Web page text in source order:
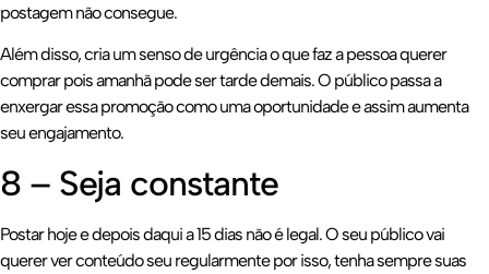
postagem não consegue.
Além disso, cria um senso de urgência o que faz a pessoa querer
comprar pois amanhã pode ser tarde demais. O público passa a
enxergar essa promoção como uma oportunidade e assim aumenta
seu engajamento.
8 – Seja constante
Postar hoje e depois daqui a 15 dias não é legal. O seu público vai
querer ver conteúdo seu regularmente por isso, tenha sempre suas